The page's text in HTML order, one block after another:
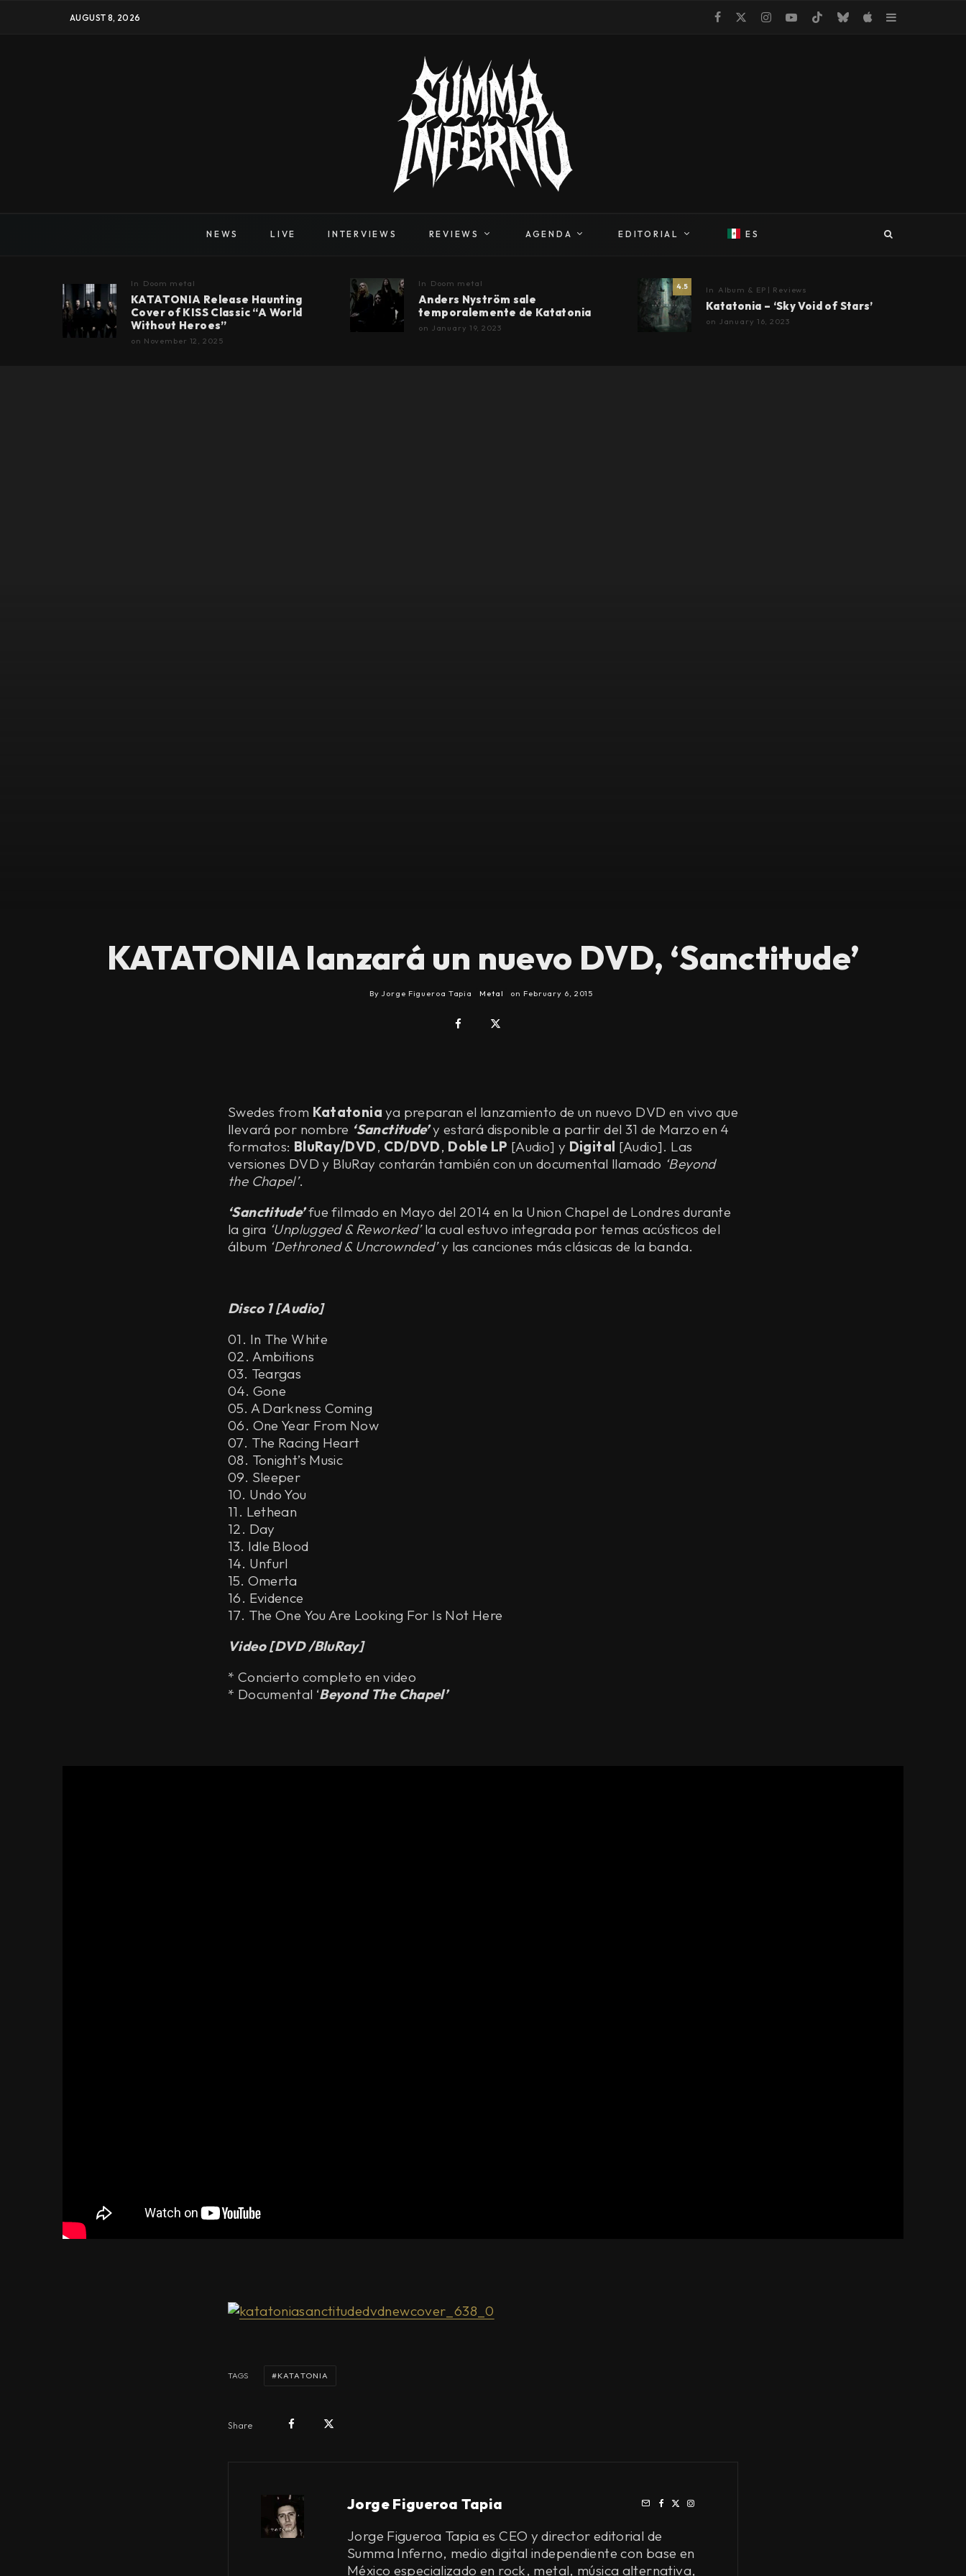
AUGUST 8, 2026
NEWS LIVE INTERVIEWS REVIEWS AGENDA EDITORIAL ES
In Doom metal
KATATONIA Release Haunting
Cover of KISS Classic “A World
Without Heroes”
on November 12, 2025
In Doom metal
Anders Nyström sale
temporalemente de Katatonia
on January 19, 2023
4.5 In Album & EP | Reviews
Katatonia – ‘Sky Void of Stars’
on January 16, 2023
KATATONIA lanzará un nuevo DVD, ‘Sanctitude’
By Jorge Figueroa Tapia Metal on February 6, 2015
Swedes from Katatonia ya preparan el lanzamiento de un nuevo DVD en vivo que
llevará por nombre ‘Sanctitude’y estará disponible a partir del 31 de Marzo en 4
formatos: BluRay/DVD, CD/DVD, Doble LP [Audio] y Digital [Audio]. Las
versiones DVD y BluRay contarán también con un documental llamado ‘Beyond
the Chapel’.
‘Sanctitude’fue filmado en Mayo del 2014 en la Union Chapel de Londres durante
la gira ‘Unplugged & Reworked’la cual estuvo integrada por temas acústicos del
álbum ‘Dethroned & Uncrownded’y las canciones más clásicas de la banda.
Disco 1 [Audio]
01. In The White
02. Ambitions
03. Teargas
04. Gone
05. A Darkness Coming
06. One Year From Now
07. The Racing Heart
08. Tonight’s Music
09. Sleeper
10. Undo You
11. Lethean
12. Day
13. Idle Blood
14. Unfurl
15. Omerta
16. Evidence
17. The One You Are Looking For Is Not Here
Video [DVD /BluRay]
* Concierto completo en video
* Documental ‘Beyond The Chapel’
TAGS KATATONIA
Share
Jorge Figueroa Tapia
Jorge Figueroa Tapia es CEO y director editorial de
Summa Inferno, medio digital independiente con base en
México especializado en rock, metal, música alternativa,